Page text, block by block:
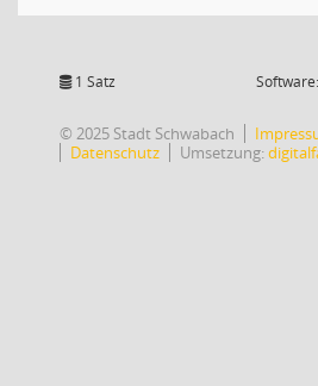
1 Satz Software:
© 2025 Stadt Schwabach
Datenschutz
Umsetzung: